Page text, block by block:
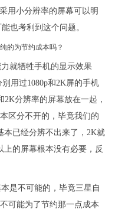
用小分辨率的屏幕可以明
也考利到这个问题。
就牺牲手机的显示效果
用过1080p和2K屏的手机
2K分辨率的屏幕放在一起，
区分不开的，毕竟我们的
本已经分辨不出来了，2K就
上的屏幕根本没有必要，反
是不可能的，毕竟三星自
可能为了节约那一点成本